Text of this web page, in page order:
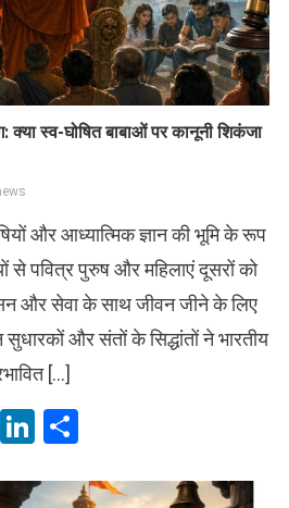
क्या स्व-घोषित बाबाओं पर कानूनी शिकंजा
और आध्यात्मिक ज्ञान की भूमि के रूप
से पवित्र पुरुष और महिलाएं दूसरों को
और सेवा के साथ जीवन जीने के लिए
और संतों के सिद्धांतों ने भारतीय
[…]
PocketLinkedIn